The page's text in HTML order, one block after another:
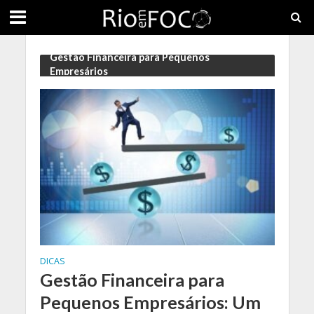
Gestão Financeira para Pequenos
Empresários
DICAS
Gestão Financeira para
Pequenos Empresários: Um